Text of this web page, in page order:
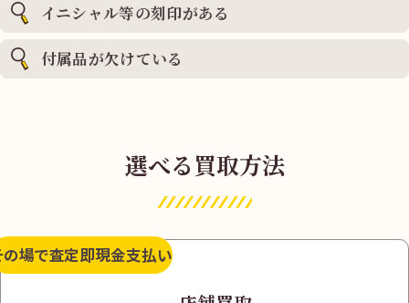
イニシャル等の刻印がある
付属品が欠けている
選べる買取方法
の場で査定即現金支払い